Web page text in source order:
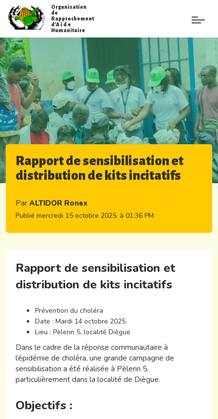
Organisation
de
Rapprochement
d'A i d e
Humanitaire
Rapport de sensibilisation et
distribution de kits incitatifs
ParALTIDOR Ronex
Publié mercredi 15 octobre 2025, à 01:36 PM
Rapport de sensibilisation et
distribution de kits incitatifs
Prévention du choléra
Date : Mardi 14 octobre 2025
Lieu : Pèlerin 5, localité Diègue
Dans le cadre de la réponse communautaire à
l’épidémie de choléra, une grande campagne de
sensibilisation a été réalisée à Pèlerin 5,
particulièrement dans la localité de Diègue.
Objectifs :